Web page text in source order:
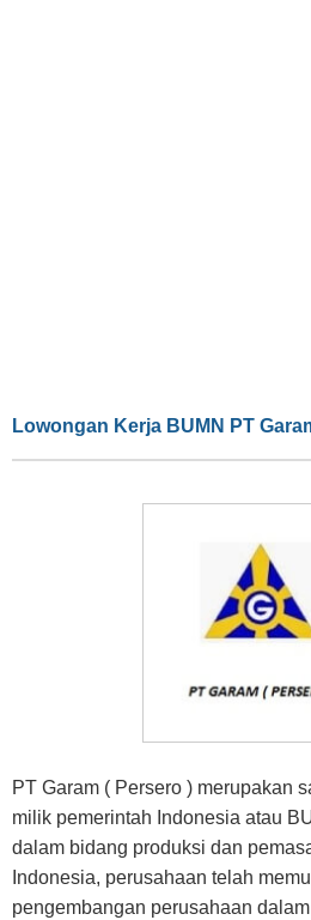
Lowongan Kerja BUMN PT
PT Garam ( Persero ) merupakan
milik pemerintah Indonesia atau
dalam bidang produksi dan
Indonesia, perusahaan telah
pengembangan perusahaan